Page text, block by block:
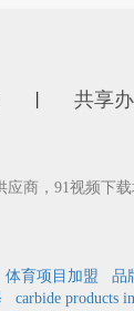
共享
，91视频下
体育项目加盟
品
carbide products